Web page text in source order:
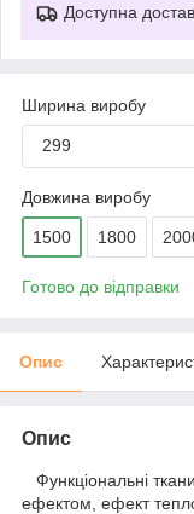
Доступна
Ширина виробу
299
Довжина виробу
1500 1800
Готово до відправки
Опис
Опис
Функціональні
ефектом, ефект